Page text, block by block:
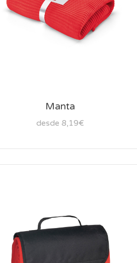
Manta
desde 8,19€